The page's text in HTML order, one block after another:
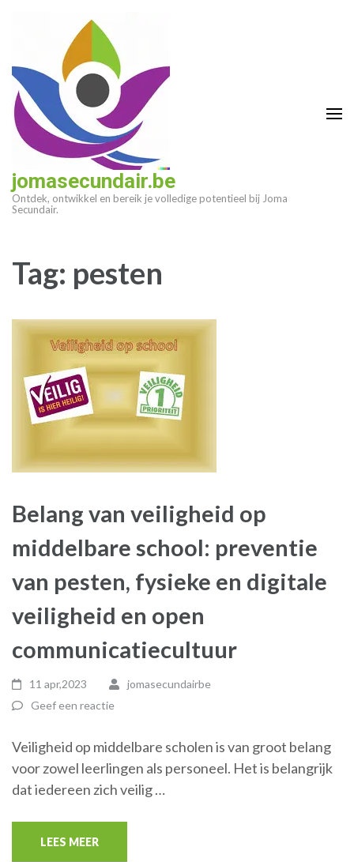
(druk
enter)
jomasecundair.be
Ontdek, ontwikkel en bereik je volledige potentieel bij Joma
Secundair.
Tag: pesten
Belang van veiligheid op
middelbare school: preventie
van pesten, fysieke en digitale
veiligheid en open
communicatiecultuur
11 apr,2023
jomasecundairbe
Geef een reactie
Veiligheid op middelbare scholen is van groot belang
voor zowel leerlingen als personeel. Het is belangrijk
dat iedereen zich veilig …
LEES MEER